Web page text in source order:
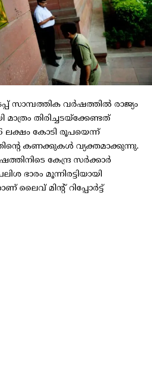
സാമ്പത്തിക വര്‍ഷത്തില്‍ രാജ്യം
മാത്രം തിരിച്ചടയ്ക്കേണ്ടത്
ലക്ഷം കോടി രൂപയെന്ന്
കണക്കുകള്‍ വ്യക്തമാക്കുന്നു.
കേന്ദ്ര സര്‍ക്കാര്‍
ഭാരം മൂന്നിരട്ടിയായി
ലൈവ് മിന്റ് റിപ്പോര്‍ട്ട്